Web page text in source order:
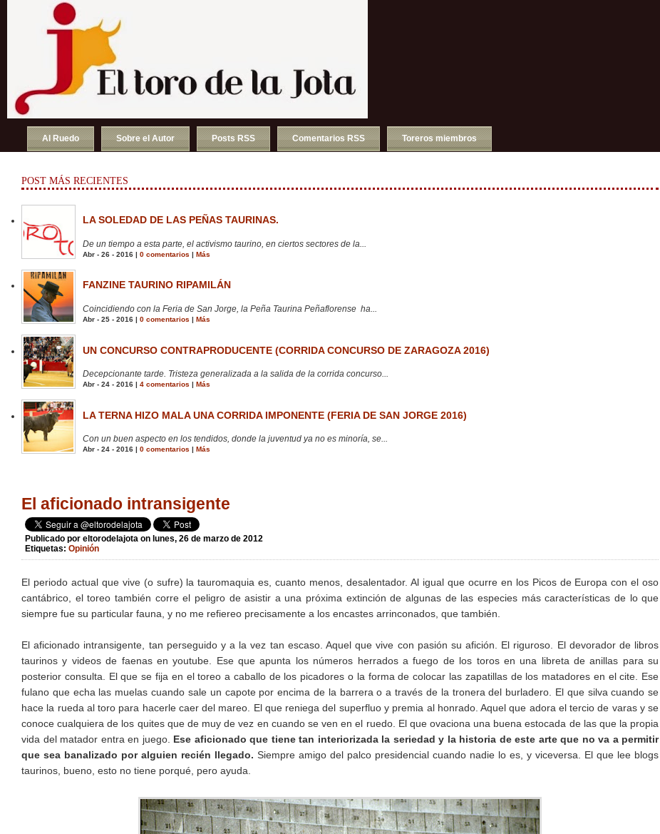
Al Ruedo Sobre el Autor Posts RSS Comentarios RSS Toreros miembros
POST MÁS RECIENTES
LA SOLEDAD DE LAS PEÑAS TAURINAS.
De un tiempo a esta parte, el activismo taurino, en ciertos sectores de la...
Abr - 26 - 2016 | 0 comentarios | Más
FANZINE TAURINO RIPAMILÁN
Coincidiendo con la Feria de San Jorge, la Peña Taurina Peñaflorense ha...
Abr - 25 - 2016 | 0 comentarios | Más
UN CONCURSO CONTRAPRODUCENTE (CORRIDA CONCURSO DE ZARAGOZA 2016)
Decepcionante tarde. Tristeza generalizada a la salida de la corrida concurso...
Abr - 24 - 2016 | 4 comentarios | Más
LA TERNA HIZO MALA UNA CORRIDA IMPONENTE (FERIA DE SAN JORGE 2016)
Con un buen aspecto en los tendidos, donde la juventud ya no es minoría, se...
Abr - 24 - 2016 | 0 comentarios Más
El aficionado intransigente
Publicado por eltorodelajota on lunes, 26 de marzo de 2012
Etiquetas: Opinión
El periodo actual que vive (o sufre) la tauromaquia es, cuanto menos, desalentador. Al igual que ocurre en los Picos de Europa con el oso
cantábrico, el toreo también corre el peligro de asistir a una próxima extinción de algunas de las especies más características de lo que
siempre fue su particular fauna, y no me refiereo precisamente a los encastes arrinconados, que también.
El aficionado intransigente, tan perseguido y a la vez tan escaso. Aquel que vive con pasión su afición. El riguroso. El devorador de libros
taurinos y videos de faenas en youtube. Ese que apunta los números herrados a fuego de los toros en una libreta de anillas para su
posterior consulta. El que se fija en el toreo a caballo de los picadores o la forma de colocar las zapatillas de los matadores en el cite. Ese
fulano que echa las muelas cuando sale un capote por encima de la barrera o a través de la tronera del burladero. El que silva cuando se
hace la rueda al toro para hacerle caer del mareo. El que reniega del superfluo y premia al honrado. Aquel que adora el tercio de varas y se
conoce cualquiera de los quites que de muy de vez en cuando se ven en el ruedo. El que ovaciona una buena estocada de las que la propia
vida del matador entra en juego. Ese aficionado que tiene tan interiorizada la seriedad y la historia de este arte que no va a permitir
que sea banalizado por alguien recién llegado. Siempre amigo del palco presidencial cuando nadie lo es, y viceversa. El que lee blogs
taurinos, bueno, esto no tiene porqué, pero ayuda.